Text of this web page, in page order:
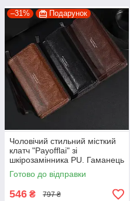
–31% Подарунок
Чоловічий стильний місткий
клатч "Payofflai" зі
шкірозамінника PU. Гаманець
портмоне зі штучної шкіри
Готово до відправки
546 ₴ 797 ₴